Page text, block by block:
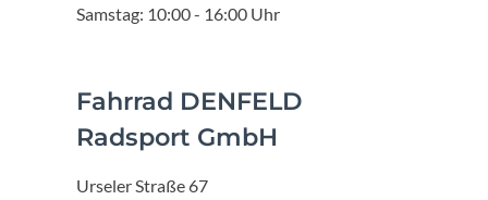
Samstag: 10:00 - 16:00 Uhr
Fahrrad DENFELD
Radsport GmbH
Urseler Straße 67